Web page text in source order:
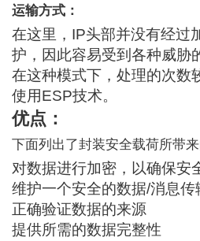
运输方式：
在这里，IP头部并没有经过
护，因此容易受到各种威胁
在这种模式下，处理的次数
使用ESP技术。
优点：
下面列出了封装安全载荷所带来
对数据进行加密，以确保安
维护一个安全的数据/消息传
正确验证数据的来源
提供所需的数据完整性